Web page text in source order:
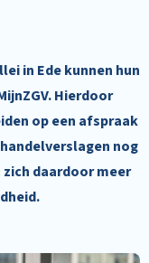
in Ede kunnen hun
Hierdoor
op een afspraak
nog
daardoor meer